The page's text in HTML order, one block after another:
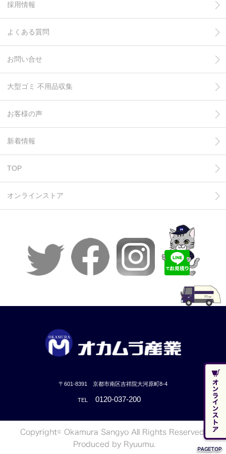
採用情報
よくある質問
お問い合せ
大型ゴミ 不用品収集
お客様の声
新着情報
TOP
オンラインストア
〒601-8391 京都市南区吉祥院大河原町8-4
TEL 0120-037-200